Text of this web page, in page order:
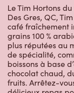
Le Tim Hortons
Des Gres, QC,
café fraîchement
grains 100 %
plus réputées au
de spécialité,
boissons à base
chocolat chaud,
fruits. Arrêtez-